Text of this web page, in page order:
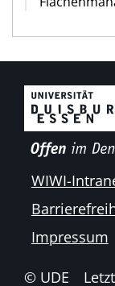
WIWI-
Impressum
© UDE